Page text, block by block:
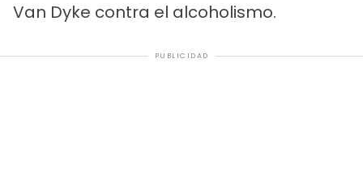
Van Dyke contra el alcoholismo.
PUBLICIDAD